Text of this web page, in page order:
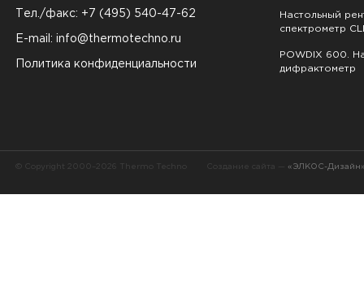
Тел./факс: +7 (495) 540-47-62
E-mail: info@thermotechno.ru
Политика конфиденциальности
Настольный
спектрометр
POWDIX 600.
дифрактометр
© Copyright 2000–2026 Thermo Techno Создание сайта — «ЭЛКОС-